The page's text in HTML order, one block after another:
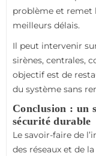
problème et remet
meilleurs délais.
Il peut intervenir
sirènes, centrales,
objectif est de
du système sans
Conclusion : un
sécurité durable
Le savoir-faire de
des réseaux et de